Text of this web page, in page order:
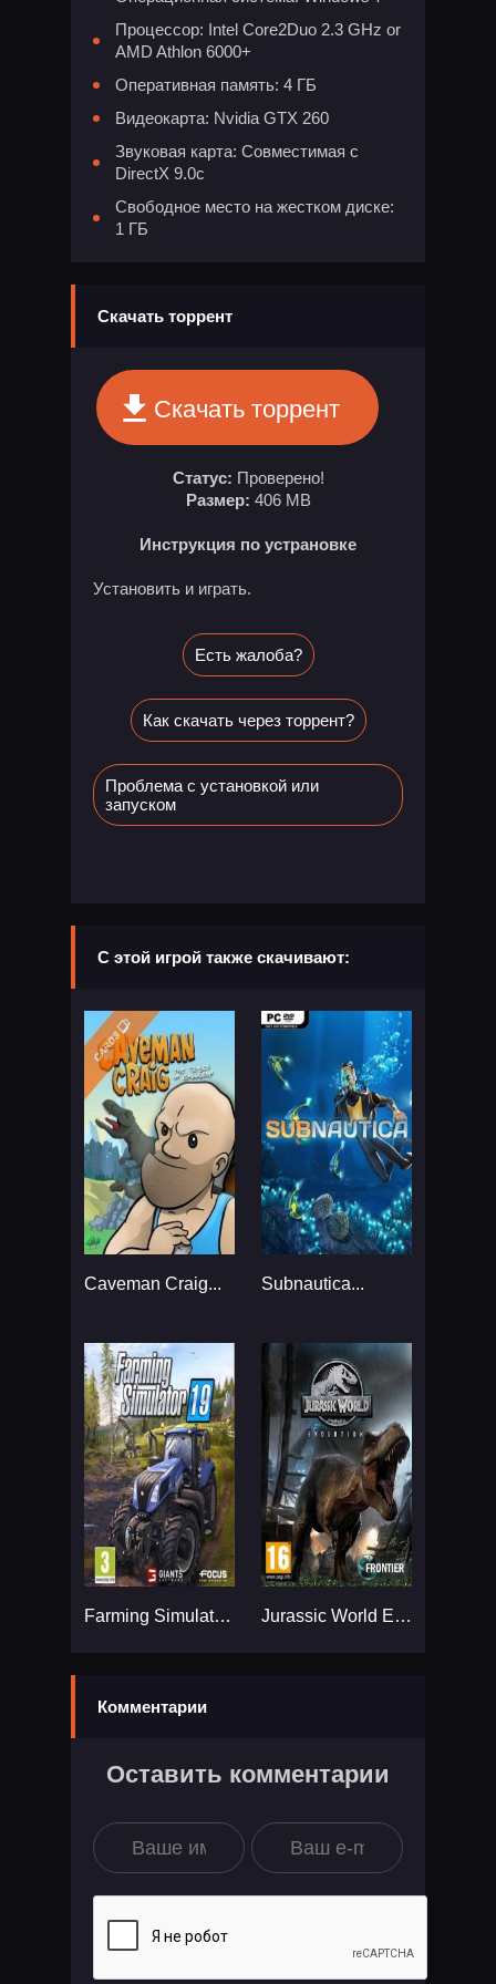
Процессор: Intel Core2Duo 2.3 GHz or
AMD Athlon 6000+
Оперативная память: 4 ГБ
Видеокарта: Nvidia GTX 260
Звуковая карта: Совместимая с
DirectX 9.0c
Свободное место на жестком диске:
1 ГБ
Скачать торрент
Скачать торрент
Статус: Проверено!
Размер: 406 MB
Инструкция по устрановке
Установить и играть.
Есть жалоба?
Как скачать через торрент?
Проблема с установкой или
запуском
С этой игрой также скачивают:
Caveman Craig... Subnautica...
Farming Simulator 19... Jurassic World Evolution - Premium Edition...
Комментарии
Оставить комментарии